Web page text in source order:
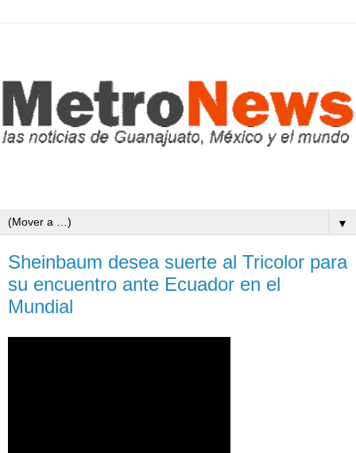
▼
Sheinbaum desea suerte al Tricolor para
su encuentro ante Ecuador en el
Mundial